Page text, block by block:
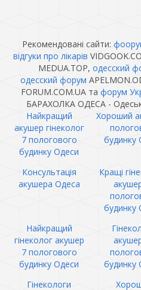
Рекомендовані сайти:
відгуки про лікарів
MEDUA.TOP, одесский
одесский форум
FORUM.COM.UA та форум
БАРАХОЛКА ОДЕСА -
Найкращий
акушер гінеколог
7 пологового
будинку Одеси
Хороший
будинку
Консультація
акушера Одеса
Кращі
будинку
Найкращий
гінеколог акушер
7 пологового
будинку Одеси
будинку
Гінекологи